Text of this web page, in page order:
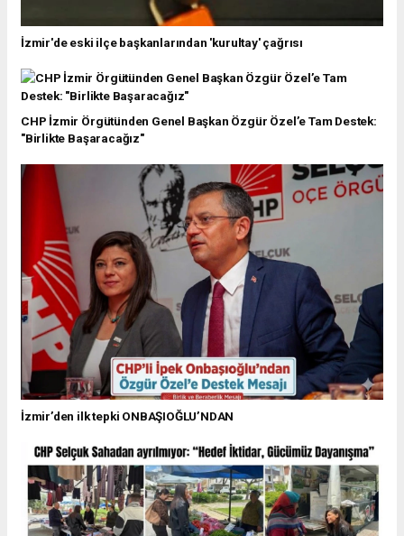
İzmir'de eski ilçe başkanlarından 'kurultay' çağrısı
CHP İzmir Örgütünden Genel Başkan Özgür Özel’e Tam Destek:
"Birlikte Başaracağız"
İzmir’den ilk tepki ONBAŞIOĞLU’NDAN